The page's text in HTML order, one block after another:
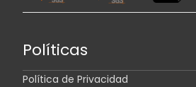
Políticas
Política de Privacidad